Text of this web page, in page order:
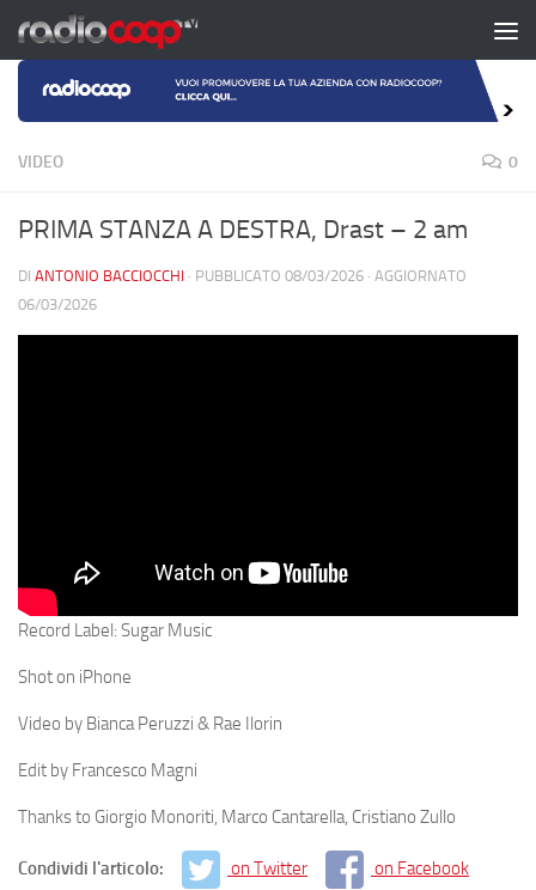
Salta al contenuto
VIDEO 0
PRIMA STANZA A DESTRA, Drast – 2 am
DI ANTONIO BACCIOCCHI · PUBBLICATO 08/03/2026 · AGGIORNATO
06/03/2026
Record Label: Sugar Music
Shot on iPhone
Video by Bianca Peruzzi & Rae Ilorin
Edit by Francesco Magni
Thanks to Giorgio Monoriti, Marco Cantarella, Cristiano Zullo
Condividi l'articolo: on Twitter on Facebook